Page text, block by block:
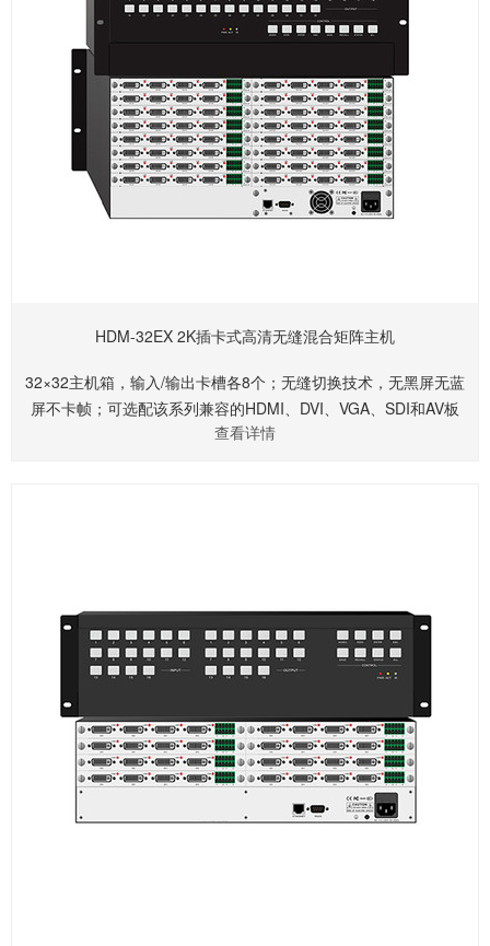
HDM-32EX 2K插卡式高清无缝混合矩阵主机
32×32主机箱，输入/输出卡槽各8个；无缝切换技术，无黑屏无蓝
屏不卡帧；可选配该系列兼容的HDMI、DVI、VGA、SDI和AV板
卡；分辨率最高支持1920×1200P@60Hz，内置自动缩放、自动
查看详情